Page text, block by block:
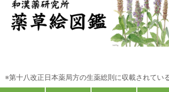
※第十八改正日本薬局方の生薬総則に収載されてい
鹿角配合】えいめいきわみ